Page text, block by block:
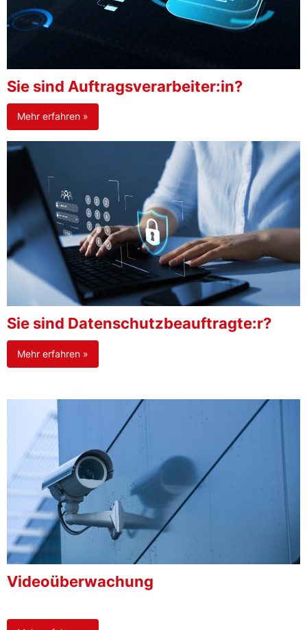
Sie sind Auftragsverarbeiter:in?
Mehr erfahren »
Sie sind Datenschutzbeauftragte:r?
Mehr erfahren »
Videoüberwachung